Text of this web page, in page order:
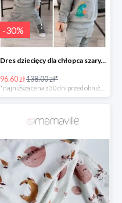
-30%
Dres dziecięcy dla chłopca szary, dinozaur -30%
96.60 zł138.00 zł*